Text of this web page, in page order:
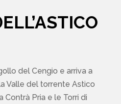
del Cengio e arriva a
Valle del torrente Astico
Pria e le Torri di